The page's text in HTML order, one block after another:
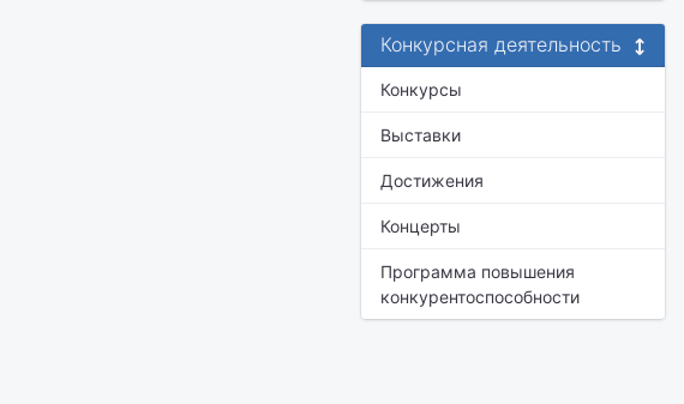
Конкурсная деятельность
Конкурсы
Выставки
Достижения
Концерты
Программа повышения
конкурентоспособности